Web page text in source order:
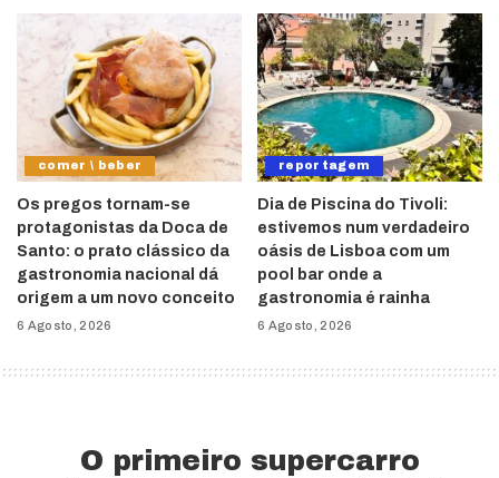
comer \ beber
Os pregos tornam-se
protagonistas da Doca de
Santo: o prato clássico da
gastronomia nacional dá
origem a um novo conceito
6 Agosto, 2026
reportagem
Dia de Piscina do Tivoli:
estivemos num verdadeiro
oásis de Lisboa com um
pool bar onde a
gastronomia é rainha
6 Agosto, 2026
O primeiro supercarro